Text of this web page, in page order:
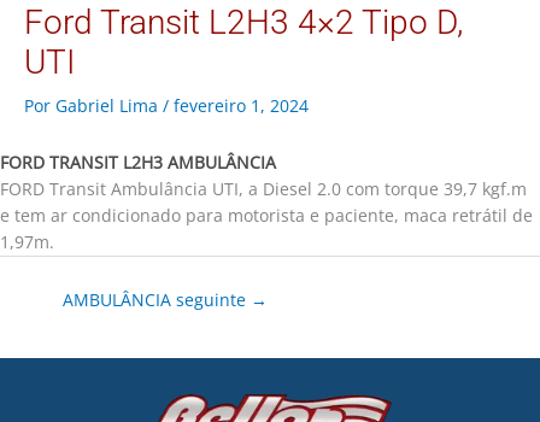
Ford Transit L2H3 4×2 Tipo D,
UTI
Por Gabriel Lima / fevereiro 1, 2024
FORD TRANSIT L2H3 AMBULÂNCIA
FORD Transit Ambulância UTI, a Diesel 2.0 com torque 39,7 kgf.m
e tem ar condicionado para motorista e paciente, maca retrátil de
1,97m.
AMBULÂNCIA seguinte →